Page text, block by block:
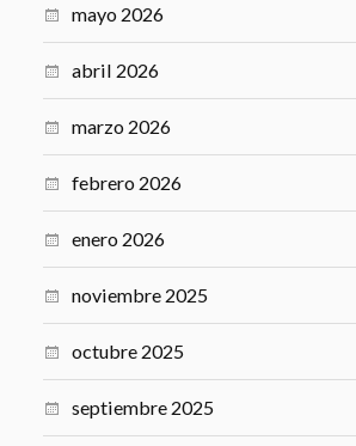
mayo 2026
abril 2026
marzo 2026
febrero 2026
enero 2026
noviembre 2025
octubre 2025
septiembre 2025